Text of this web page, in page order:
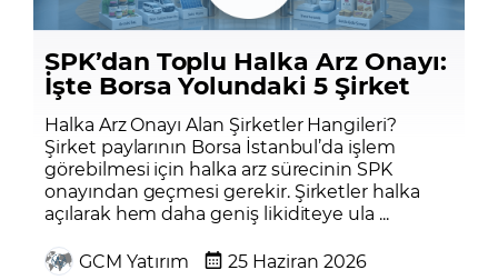
SPK’dan Toplu Halka Arz Onayı:
İşte Borsa Yolundaki 5 Şirket
Halka Arz Onayı Alan Şirketler Hangileri?
Şirket paylarının Borsa İstanbul’da işlem
görebilmesi için halka arz sürecinin SPK
onayından geçmesi gerekir. Şirketler halka
açılarak hem daha geniş likiditeye ula ...
GCM Yatırım
25 Haziran 2026